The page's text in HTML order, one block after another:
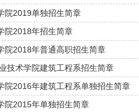
院2019单独招生简章
院2018年招生简章
院2018年普通高职招生简章
技术学院建筑工程系招生简章
院2016年建筑工程系单独招生简章
院2015年单独招生简章